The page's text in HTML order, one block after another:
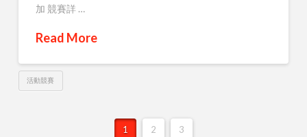
加 競賽詳 …
Read More
活動競賽
1 2 3